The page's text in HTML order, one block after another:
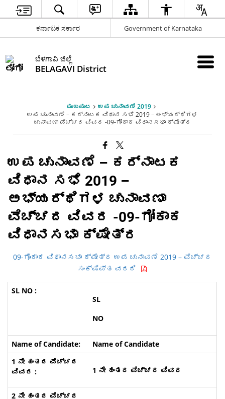
ಕರ್ನಾಟಕ ಸರ್ಕಾರ Government of Karnataka
ಬೆಳಗಾವಿ ಜಿಲ್ಲೆ
BELAGAVI District
ಮುಖಪುಟ
ಉಪ ಚುನಾವಣೆ 2019
ಉಪ ಚುನಾವಣೆ – ಕರ್ನಾಟಕ ವಿಧಾನ ಸಭೆ 2019 – ಅಭ್ಯರ್ಥಿಗಳ
ಚುನಾವಣಾ ವೆಚ್ಚದ ವಿವರ -09-ಗೋಕಾಕ ವಿಧಾನಸಭಾ ಕ್ಷೇತ್ರ
ಉಪ ಚುನಾವಣೆ – ಕರ್ನಾಟಕ
ವಿಧಾನ ಸಭೆ 2019 –
ಅಭ್ಯರ್ಥಿಗಳ ಚುನಾವಣಾ
ವೆಚ್ಚದ ವಿವರ -09-ಗೋಕಾಕ
ವಿಧಾನಸಭಾ ಕ್ಷೇತ್ರ
09-ಗೊಕಾಕ ವಿಧಾನಸಭಾ ಕ್ಷೇತ್ರ ಉಪ ಚುನಾವಣೆ 2019 – ವೆಚ್ಚದ
ಸಂಕ್ಷಿಪ್ತ ವರದಿ
SL
NO
Name of Candidate
1 ನೇ ಹಂತದ ವೆಚ್ಚದ ವಿವರ